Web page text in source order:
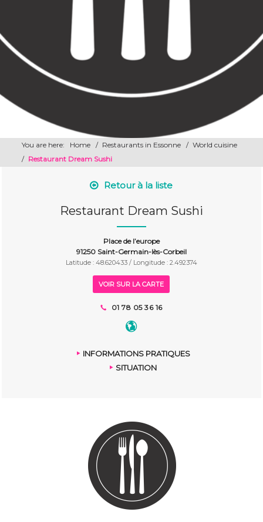
You are here: Home / Restaurants in Essonne / World cuisine
/ Restaurant Dream Sushi
Retour à la liste
Restaurant Dream Sushi
Place de l’europe
91250 Saint-Germain-lès-Corbeil
Latitude : 48.620433 / Longitude : 2.492374
VOIR SUR LA CARTE
01 78 05 36 16
INFORMATIONS PRATIQUES
SITUATION